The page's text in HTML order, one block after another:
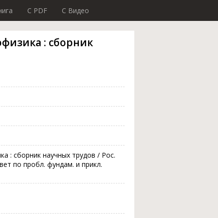
C PDF C Видео
: сборник
: сборник научных трудов / Рос.
по пробл. фундам. и прикл.